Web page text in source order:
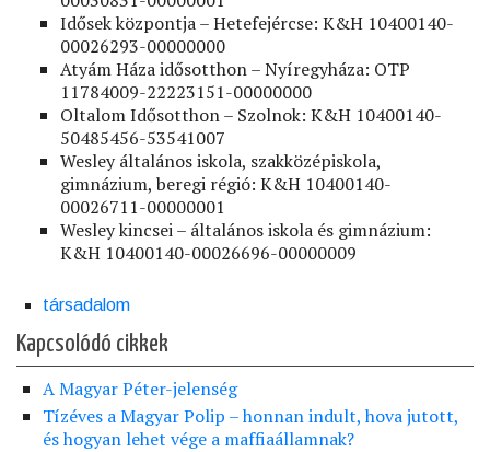
Idősek központja – Hetefejércse: K&H 10400140-
00026293-00000000
Atyám Háza idősotthon – Nyíregyháza: OTP
11784009-22223151-00000000
Oltalom Idősotthon – Szolnok: K&H 10400140-
50485456-53541007
Wesley általános iskola, szakközépiskola,
gimnázium, beregi régió: K&H 10400140-
00026711-00000001
Wesley kincsei – általános iskola és gimnázium:
K&H 10400140-00026696-00000009
társadalom
Kapcsolódó cikkek
A Magyar Péter-jelenség
Tízéves a Magyar Polip – honnan indult, hova jutott,
és hogyan lehet vége a maffiaállamnak?